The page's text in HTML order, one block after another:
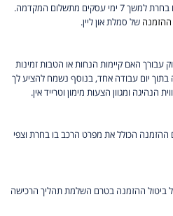
תשלום המקדמה יבטיח את הדגם אותו בחרת למשך 7 ימי עסקים מתשלום המקדמה.
ההזמנה של סמלת און ליין.
עבורך האם קיימות הנחות או הטבות זמינות
יום עבודה אחד, בנוסף נשמח להציע לך
הנהיגה ומגוון הצעות מימון וטרייד אין.
הכולל את מפרט הרכב בו בחרת וצפי
ביטול ההזמנה בטרם השלמת תהליך הרכישה